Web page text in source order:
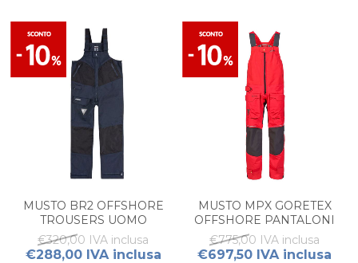
MUSTO BR2 OFFSHORE
TROUSERS UOMO
€320,00 IVA inclusa
€288,00 IVA inclusa
MUSTO MPX GORETEX
OFFSHORE PANTALONI
CERATA UOMO
€775,00 IVA inclusa
€697,50 IVA inclusa